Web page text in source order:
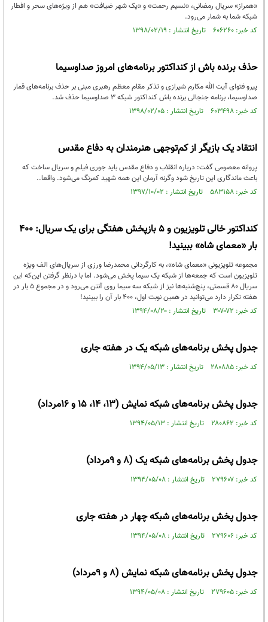
«همراز» سریال رمضانی، «نسیم رحمت» و «یک شهر ضیافت» هم از ویژه‌های سحر و افطار
شبکه شما به شمار می‌رود.
کد خبر: ۶۰۶۲۶۰ تاریخ انتشار : ۱۳۹۸/۰۲/۱۹
حذف برنده باش از کنداکتور برنامه‌های امروز صداوسیما
پیرو فتوای آیت الله مکارم شیرازی و تذکر مقام معظم رهبری مبنی بر حذف برنامه‌های قمار
صداوسیما، برنامه جنجالی برنده باش کنداکتور شبکه ۳ صداوسیما حذف شد.
کد خبر: ۶۰۳۴۹۸ تاریخ انتشار : ۱۳۹۸/۰۲/۰۵
انتقاد یک بازیگر از کم‌توجهی هنرمندان به دفاع مقدس
پروانه معصومی گفت: درباره انقلاب و دفاع مقدس باید جوری فیلم و سریال ساخت که
باعث ماندگاری این تاریخ شود وگرنه آرمان این همه شهید کمرنگ می‌شود. واقعا..
کد خبر: ۵۸۳۱۵۸ تاریخ انتشار : ۱۳۹۷/۱۰/۰۲
کنداکتور خالی تلویزیون و ۵ بازپخش هفتگی برای یک سریال: ۴۰۰
بار «معمای شاه» ببینید!
مجموعه تلویزیونی «معمای شاه»، به کارگردانی محمدرضا ورزی از سریال‌های الف ویژه
تلویزیون است که جمعه‌ها از شبکه یک سیما پخش می‌شود. اما با درنظر گرفتن این‌که این
سریال ۸۰ قسمتی، پنج‌شنبه‌ها نیز از شبکه سه سیما روی آنتن می‌رود و در مجموع ۵ بار در
هفته تکرار دارد می‌توانید در همین نوبت اول، ۴۰۰ بار آن را ببینید!
کد خبر: ۳۰۷۰۷۲ تاریخ انتشار : ۱۳۹۴/۰۸/۲۰
جدول پخش برنامه‌های شبکه یک در هفته جاری
کد خبر: ۲۸۰۸۸۵ تاریخ انتشار : ۱۳۹۴/۰۵/۱۳
جدول پخش برنامه‌های شبکه نمایش (13، 14، 15 و 16مرداد)
کد خبر: ۲۸۰۸۶۲ تاریخ انتشار : ۱۳۹۴/۰۵/۱۳
جدول پخش برنامه‌های شبکه یک (8 و 9مرداد)
کد خبر: ۲۷۹۶۰۷ تاریخ انتشار : ۱۳۹۴/۰۵/۰۸
جدول پخش برنامه‌های شبکه چهار در هفته جاری
کد خبر: ۲۷۹۶۰۶ تاریخ انتشار : ۱۳۹۴/۰۵/۰۸
جدول پخش برنامه‌های شبکه نمایش (8 و 9مرداد)
کد خبر: ۲۷۹۶۰۵ تاریخ انتشار : ۱۳۹۴/۰۵/۰۸